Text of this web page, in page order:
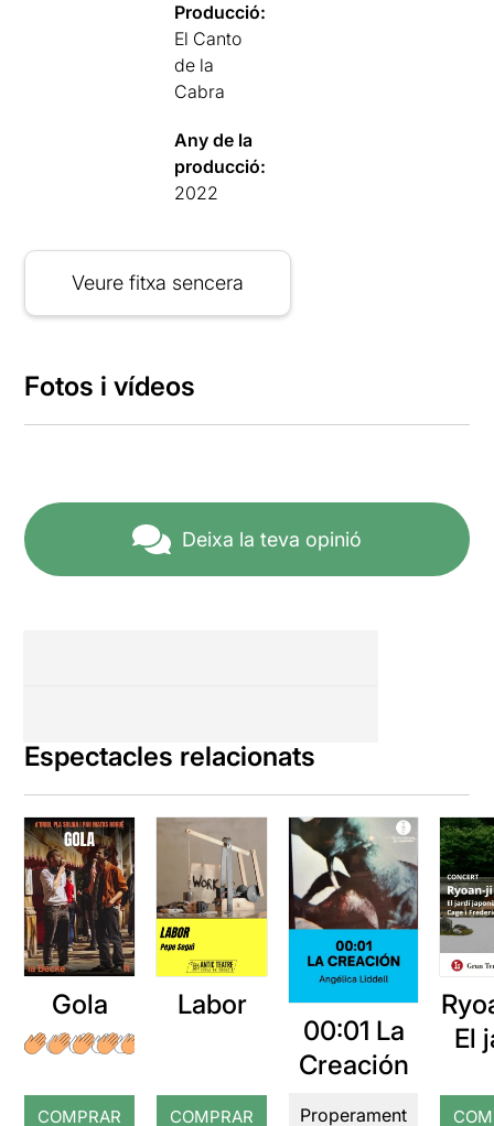
Producció:
El Canto
de la
Cabra
Any de la
producció:
2022
Veure fitxa sencera
Fotos i vídeos
Deixa la teva opinió
Espectacles relacionats
Gola
COMPRAR
Labor
COMPRAR
00:01 La
Creación
Properament
El
de